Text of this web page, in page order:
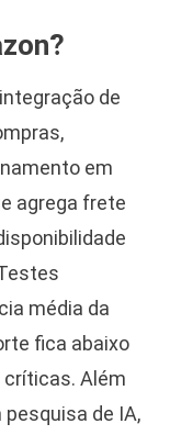
de
em
agrega frete
média da
fica abaixo
críticas. Além
de IA,